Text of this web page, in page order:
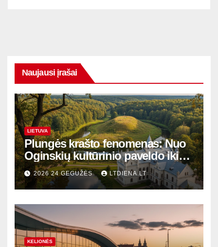
Naujausi įrašai
LIETUVA
Plungės krašto fenomenas: Nuo
Oginskių kultūrinio paveldo iki
Žemaitijos gamtos perlų
2026 24 GEGUŽĖS LTDIENA.LT
KELIONĖS